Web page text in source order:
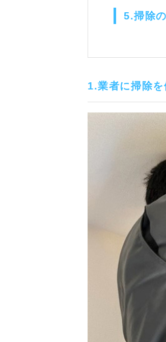
5.掃除
1.業者に掃除を